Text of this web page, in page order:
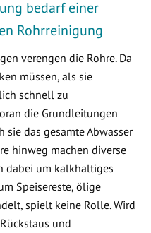
bedarf einer
Rohrreinigung
verengen die Rohre. Da
müssen, als sie
schnell zu
die Grundleitungen
das gesamte Abwasser
hinweg machen diverse
dabei um kalkhaltiges
Speisereste, ölige
spielt keine Rolle. Wird
und